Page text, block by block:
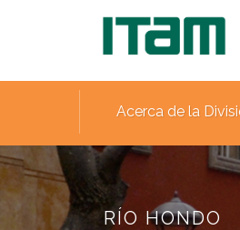
Acerca de la
RÍO HONDO